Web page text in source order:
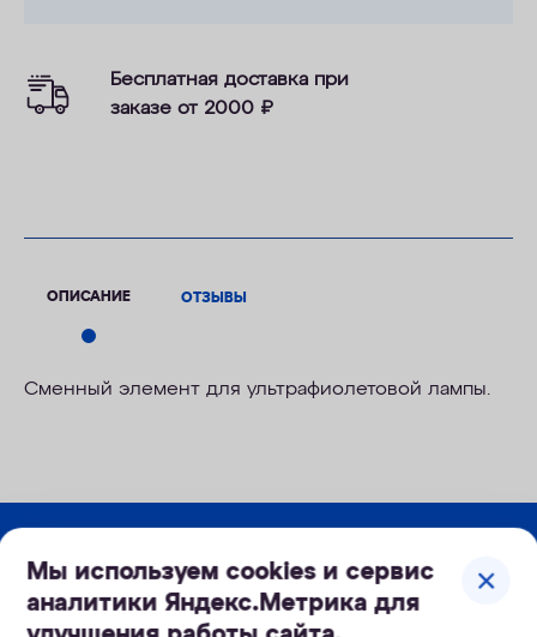
Бесплатная доставка при
заказе от 2000 ₽
ОПИСАНИЕ ОТЗЫВЫ
Сменный элемент для ультрафиолетовой лампы.
Мы используем cookies и сервис
аналитики Яндекс.Метрика для